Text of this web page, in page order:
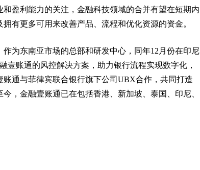
盈利能力的关注，金融科技领域的合并有望在短期内
有更多可用来改善产品、流程和优化资源的资金。
为东南亚市场的总部和研发中心，同年12月份在印尼
壹账通的风控解决方案，助力银行流程实现数字化，
通与菲律宾联合银行旗下公司UBX合作，共同打造
，金融壹账通已在包括香港、新加坡、泰国、印尼、